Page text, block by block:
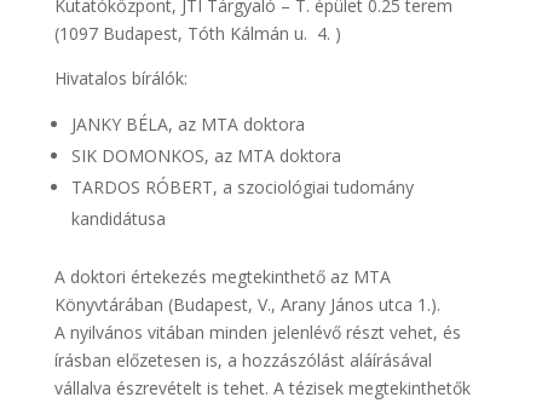
Kutatóközpont, JTI Tárgyaló – T. épület 0.25 terem
(1097 Budapest, Tóth Kálmán u. 4. )
Hivatalos bírálók:
JANKY BÉLA, az MTA doktora
SIK DOMONKOS, az MTA doktora
TARDOS RÓBERT, a szociológiai tudomány
kandidátusa
A doktori értekezés megtekinthető az MTA
Könyvtárában (Budapest, V., Arany János utca 1.).
A nyilvános vitában minden jelenlévő részt vehet, és
írásban előzetesen is, a hozzászólást aláírásával
vállalva észrevételt is tehet. A tézisek megtekinthetők